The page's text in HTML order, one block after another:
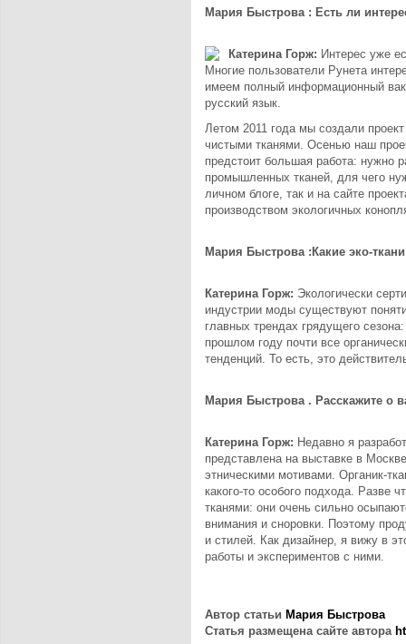
Мария Быстрова : Есть ли
Катерина Горж: Интерес уже
Многие пользователи Рунета
имеем полный информационный
русский язык.
Летом 2011 года мы создали
чистыми тканями. Осенью наш
предстоит большая работа: нужно
промышленных тканей, для чего
личном блоге, так и на сайте
производством экологичных
Мария Быстрова :Какие эко-
Катерина Горж: Экологически
индустрии моды существуют
главных трендах грядущего
прошлом году почти все
тенденций. То есть, это
Мария Быстрова . Расскажите о
Катерина Горж: Недавно я
представлена на выставке в
этническими мотивами. Органик-
какого-то особого подхода. Разве
тканями: они очень сильно
внимания и сноровки. Поэтому
и стилей. Как дизайнер, я вижу в
работы и экспериментов с ними.
Автор статьи Мария Быстрова
Статья размещена сайте автора